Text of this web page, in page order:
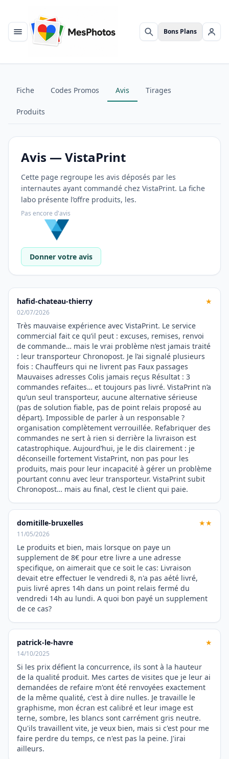
Menu Rechercher
Bons Plans Se
Fiche Codes Promos Avis Tirages
Produits
Avis — VistaPrint
Cette page regroupe les avis déposés par les
internautes ayant commandé chez VistaPrint. La fiche
labo présente l’offre produits, les.
Pas encore d'avis
Donner votre avis
hafid-chateau-thierry ★
02/07/2026
Très mauvaise expérience avec VistaPrint. Le service
commercial fait ce qu’il peut : excuses, remises, renvoi
de commande… mais le vrai problème n’est jamais traité
: leur transporteur Chronopost. Je l’ai signalé plusieurs
fois : Chauffeurs qui ne livrent pas Faux passages
Mauvaises adresses Colis jamais reçus Résultat : 3
commandes refaites… et toujours pas livré. VistaPrint n’a
qu’un seul transporteur, aucune alternative sérieuse
(pas de solution fiable, pas de point relais proposé au
départ). Impossible de parler à un responsable ?
organisation complètement verrouillée. Refabriquer des
commandes ne sert à rien si derrière la livraison est
catastrophique. Aujourd’hui, je le dis clairement : je
déconseille fortement VistaPrint, non pas pour les
produits, mais pour leur incapacité à gérer un problème
pourtant connu avec leur transporteur. VistaPrint subit
Chronopost… mais au final, c’est le client qui paie.
domitille-bruxelles ★★
11/05/2026
Le produits et bien, mais lorsque on paye un
supplement de 8€ pour etre livre a une adresse
specifique, on aimerait que ce soit le cas: Livraison
devait etre effectuer le vendredi 8, n'a pas aété livré,
puis livré apres 14h dans un point relais fermé du
vendredi 14h au lundi. A quoi bon payé un supplement
de ce cas?
patrick-le-havre ★
14/10/2025
Si les prix défient la concurrence, ils sont à la hauteur
de la qualité produit. Mes cartes de visites que je leur ai
demandées de refaire m'ont été renvoyées exactement
de la même qualité, c'est à dire nulles. Je travaille le
graphisme, mon écran est calibré et leur image est
terne, sombre, les blancs sont carrément gris neutre.
Qu'ils travaillent vite, je veux bien, mais si c'est pour me
faire perdre du temps, ce n'est pas la peine. J'irai
ailleurs.